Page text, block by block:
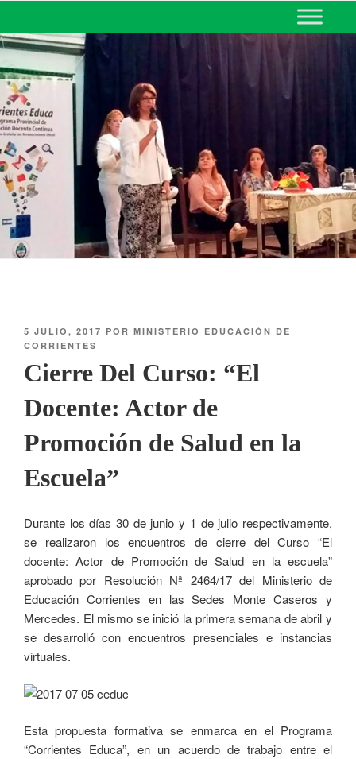
MINISTERIO DE EDUCACIÓN
DE CORRIENTES
5 JULIO, 2017 POR MINISTERIO EDUCACIÓN DE
CORRIENTES
Cierre Del Curso: “El
Docente: Actor de
Promoción de Salud en la
Escuela”
Durante los días 30 de junio y 1 de julio respectivamente,
se realizaron los encuentros de cierre del Curso “El
docente: Actor de Promoción de Salud en la escuela”
aprobado por Resolución Nª 2464/17 del Ministerio de
Educación Corrientes en las Sedes Monte Caseros y
Mercedes. El mismo se inició la primera semana de abril y
se desarrolló con encuentros presenciales e instancias
virtuales.
Esta propuesta formativa se enmarca en el Programa
“Corrientes Educa”, en un acuerdo de trabajo entre el